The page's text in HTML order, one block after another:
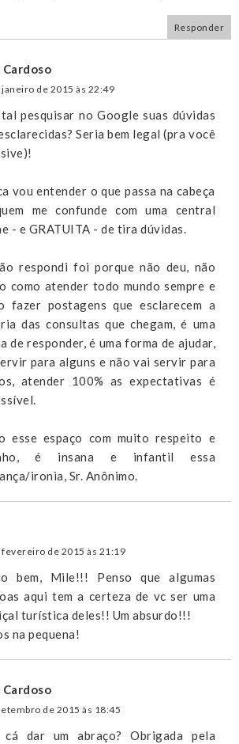
Responder
janeiro de 2015 às 22:49
pesquisar no Google suas dúvidas
Seria bem legal (pra você
vou entender o que passa na cabeça
me confunde com uma central
- e GRATUITA - de tira dúvidas.
respondi foi porque não deu, não
como atender todo mundo sempre e
fazer postagens que esclarecem a
das consultas que chegam, é uma
de responder, é uma forma de ajudar,
para alguns e não vai servir para
atender 100% as expectativas é
esse espaço com muito respeito e
é insana e infantil essa
ironia, Sr. Anônimo.
fevereiro de 2015 às 21:19
bem, Mile!!! Penso que algumas
aqui tem a certeza de vc ser uma
turística deles!! Um absurdo!!!
na pequena!
de 2015 às 18:45
cá dar um abraço? Obrigada pela